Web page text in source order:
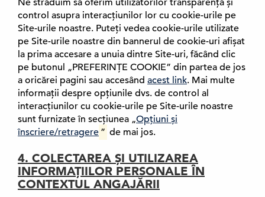
Ne străduim să oferim utilizatorilor transparență și
control asupra interacțiunilor lor cu cookie-urile pe
Site-urile noastre. Puteți vedea cookie-urile utilizate
pe Site-urile noastre din bannerul de cookie-uri afișat
la prima accesare a unuia dintre Site-uri, făcând clic
pe butonul „PREFERINȚE COOKIE” din partea de jos
a oricărei pagini sau accesând acest link(
E
x
n
,
. Mai multe
informații despre opțiunile dvs. de control al
interacțiunilor cu cookie-urile pe Site-urile noastre
sunt furnizate în secțiunea „Opțiuni și
înscriere/retragere ” de mai jos.
4. COLECTAREA ȘI UTILIZAREA
INFORMAȚIILOR PERSONALE ÎN
CONTEXTUL ANGAJĂRII